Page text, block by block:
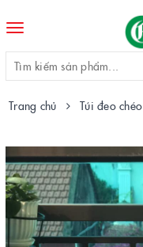
Toggle
Trang chủ Túi đeo chéo